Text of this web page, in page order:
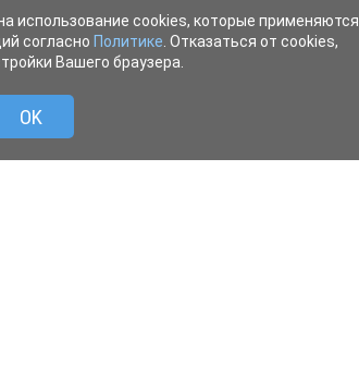
использование cookies, которые применяются
согласно Политике . Отказаться от cookies,
Вашего браузера.
OK